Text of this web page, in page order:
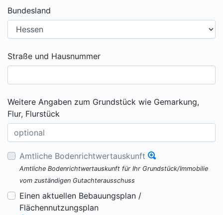
Bundesland
Straße und Hausnummer
Weitere Angaben zum Grundstück wie Gemarkung,
Flur, Flurstück
Amtliche Bodenrichtwertauskunft
Amtliche Bodenrichtwertauskunft für Ihr Grundstück/Immobilie
vom zuständigen Gutachterausschuss
Einen aktuellen Bebauungsplan /
Flächennutzungsplan